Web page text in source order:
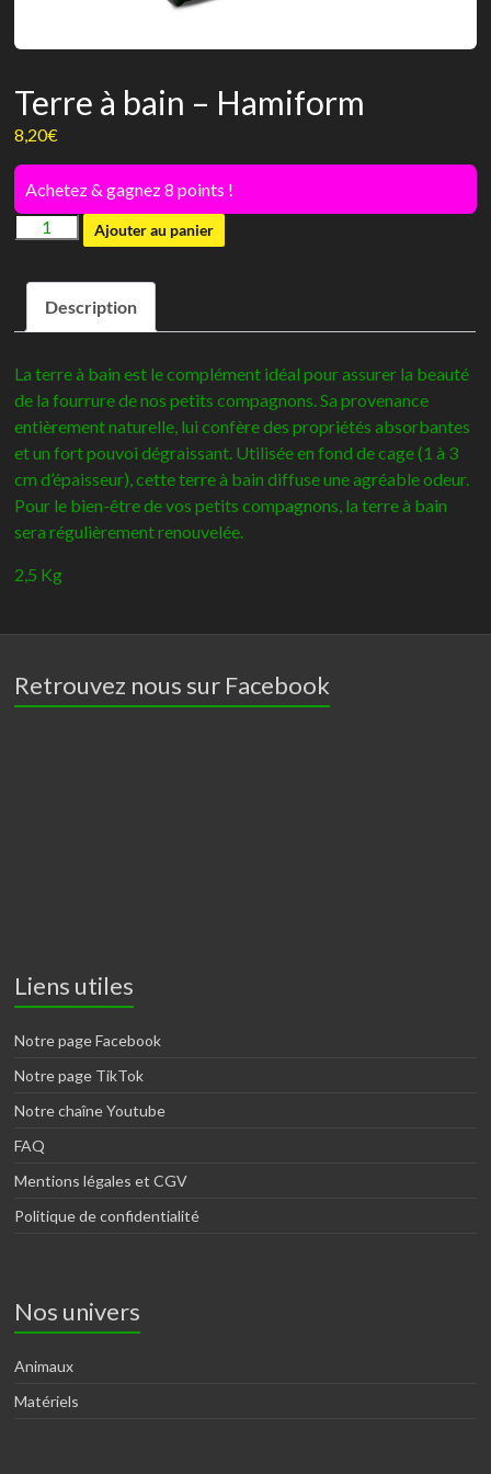
Terre à bain – Hamiform
8,20€
Achetez & gagnez 8 points !
quantité
Terre
bain
Hamiform
Ajouter au panier
Description
La terre à bain est le complément idéal pour assurer la beauté
de la fourrure de nos petits compagnons. Sa provenance
entièrement naturelle, lui confère des propriétés absorbantes
et un fort pouvoi dégraissant. Utilisée en fond de cage (1 à 3
cm d’épaisseur), cette terre à bain diffuse une agréable odeur.
Pour le bien-être de vos petits compagnons, la terre à bain
sera régulièrement renouvelée.
2,5 Kg
Retrouvez nous sur Facebook
Liens utiles
Notre page Facebook
Notre page TikTok
Notre chaîne Youtube
FAQ
Mentions légales et CGV
Politique de confidentialité
Nos univers
Animaux
Matériels